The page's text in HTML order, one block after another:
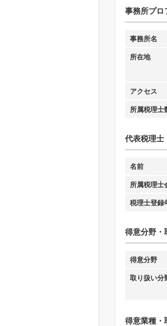
事務所プロ
事務所名
所在地
アクセス
所属税理士
代表税理士
名前
所属税理士
税理士登録
得意分野・
得意分野
取り扱い分
得意業種・